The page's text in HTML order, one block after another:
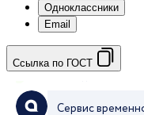
Одноклассники
Email
Ссылка по ГОСТ